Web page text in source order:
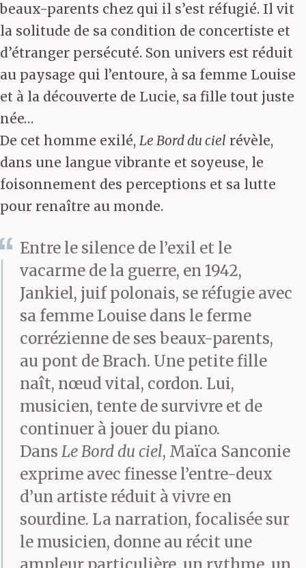
beaux-parents chez qui il s’est réfugié. Il vit
la solitude de sa condition de concertiste et
d’étranger persécuté. Son univers est réduit
au paysage qui l’entoure, à sa femme Louise
et à la découverte de Lucie, sa fille tout juste
née…
De cet homme exilé, Le Bord du ciel révèle,
dans une langue vibrante et soyeuse, le
foisonnement des perceptions et sa lutte
pour renaître au monde.
Entre le silence de l’exil et le
vacarme de la guerre, en 1942,
Jankiel, juif polonais, se réfugie avec
sa femme Louise dans le ferme
corrézienne de ses beaux-parents,
au pont de Brach. Une petite fille
naît, nœud vital, cordon. Lui,
musicien, tente de survivre et de
continuer à jouer du piano.
Dans Le Bord du ciel, Maïca Sanconie
exprime avec finesse l’entre-deux
d’un artiste réduit à vivre en
sourdine. La narration, focalisée sur
le musicien, donne au récit une